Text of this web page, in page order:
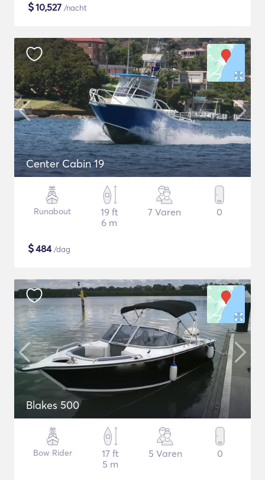
$10,527 /nacht
Center Cabin 19
Runabout
19 ft
6 m
7 Varen 0
$484/dag
Blakes 500
Bow Rider
17 ft
5 m
5 Varen 0